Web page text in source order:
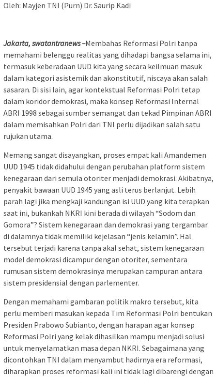
Oleh: Mayjen TNI (Purn) Dr. Saurip Kadi
Jakarta, swatantranews –Membahas Reformasi Polri tanpa
memahami belenggu realitas yang dihadapi bangsa selama ini,
termasuk keberadaan UUD kita yang secara keilmuan masuk
dalam kategori asistemik dan akonstitutif, niscaya akan salah
sasaran. Di sisi lain, agar kontekstual Reformasi Polri tetap
dalam koridor demokrasi, maka konsep Reformasi Internal
ABRI 1998 sebagai sumber semangat dan tekad Pimpinan ABRI
dalam memisahkan Polri dari TNI perlu dijadikan salah satu
rujukan utama.
Memang sangat disayangkan, proses empat kali Amandemen
UUD 1945 tidak didahului dengan perubahan platform sistem
kenegaraan dari semula otoriter menjadi demokrasi. Akibatnya,
penyakit bawaan UUD 1945 yang asli terus berlanjut. Lebih
parah lagi jika mengkaji kandungan isi UUD yang kita terapkan
saat ini, bukankah NKRI kini berada di wilayah “Sodom dan
Gomora”? Sistem kenegaraan dan demokrasi yang tergambar
di dalamnya tidak memiliki kejelasan “jenis kelamin”. Hal
tersebut terjadi karena tanpa akal sehat, sistem kenegaraan
model demokrasi dicampur dengan otoriter, sementara
rumusan sistem demokrasinya merupakan campuran antara
sistem presidensial dengan parlementer.
Dengan memahami gambaran politik makro tersebut, kita
perlu memberi masukan kepada Tim Reformasi Polri bentukan
Presiden Prabowo Subianto, dengan harapan agar konsep
Reformasi Polri yang kelak dihasilkan mampu menjadi solusi
untuk menyelamatkan masa depan NKRI. Sebagaimana yang
dicontohkan TNI dalam menyambut hadirnya era reformasi,
diharapkan proses reformasi kali ini tidak lagi dibarengi dengan